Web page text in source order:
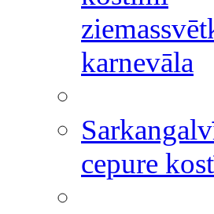
karnevāla
cepure